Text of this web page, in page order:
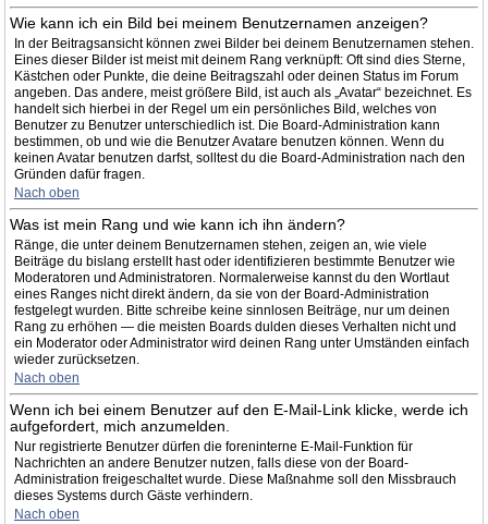
Wie kann ich ein Bild bei meinem Benutzernamen anzeigen?
In der Beitragsansicht können zwei Bilder bei deinem Benutzernamen stehen.
Eines dieser Bilder ist meist mit deinem Rang verknüpft: Oft sind dies Sterne,
Kästchen oder Punkte, die deine Beitragszahl oder deinen Status im Forum
angeben. Das andere, meist größere Bild, ist auch als „Avatar“ bezeichnet. Es
handelt sich hierbei in der Regel um ein persönliches Bild, welches von
Benutzer zu Benutzer unterschiedlich ist. Die Board-Administration kann
bestimmen, ob und wie die Benutzer Avatare benutzen können. Wenn du
keinen Avatar benutzen darfst, solltest du die Board-Administration nach den
Gründen dafür fragen.
Nach oben
Was ist mein Rang und wie kann ich ihn ändern?
Ränge, die unter deinem Benutzernamen stehen, zeigen an, wie viele
Beiträge du bislang erstellt hast oder identifizieren bestimmte Benutzer wie
Moderatoren und Administratoren. Normalerweise kannst du den Wortlaut
eines Ranges nicht direkt ändern, da sie von der Board-Administration
festgelegt wurden. Bitte schreibe keine sinnlosen Beiträge, nur um deinen
Rang zu erhöhen — die meisten Boards dulden dieses Verhalten nicht und
ein Moderator oder Administrator wird deinen Rang unter Umständen einfach
wieder zurücksetzen.
Nach oben
Wenn ich bei einem Benutzer auf den E-Mail-Link klicke, werde ich
aufgefordert, mich anzumelden.
Nur registrierte Benutzer dürfen die foreninterne E-Mail-Funktion für
Nachrichten an andere Benutzer nutzen, falls diese von der Board-
Administration freigeschaltet wurde. Diese Maßnahme soll den Missbrauch
dieses Systems durch Gäste verhindern.
Nach oben